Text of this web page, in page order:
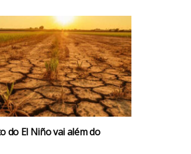
do El Niño vai além do